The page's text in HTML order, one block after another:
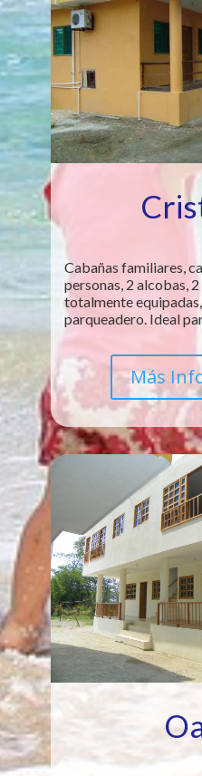
Cabañas familiares,
personas, 2 alcobas,
totalmente
parqueadero. Ideal
Más